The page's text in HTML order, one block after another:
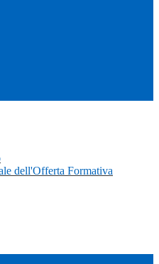
dell'Offerta Formativa